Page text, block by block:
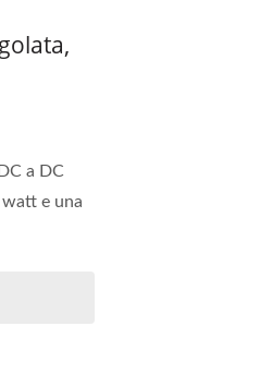
a DC
e una